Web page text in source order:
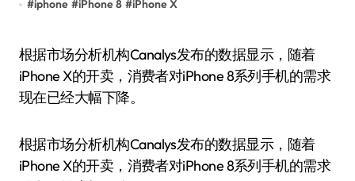
#iphone #iPhone 8 #iPhone X
根据市场分析机构Canalys发布的数据显示，随着
iPhone X的开卖，消费者对iPhone 8系列手机的需求
现在已经大幅下降。
根据市场分析机构Canalys发布的数据显示，随着
iPhone X的开卖，消费者对iPhone 8系列手机的需求